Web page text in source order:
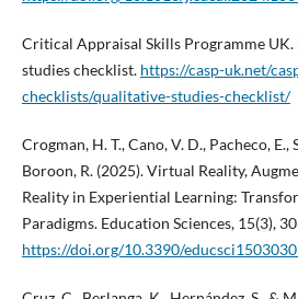
Critical Appraisal Skills Programme UK.
studies checklist. https://casp-uk.net/
checklists/qualitative-studies-checklist/
Crogman, H. T., Cano, V. D., Pacheco, E.,
Boroon, R. (2025). Virtual Reality,
Reality in Experiential Learning:
Paradigms. Education Sciences, 15(3),
https://doi.org/10.3390/